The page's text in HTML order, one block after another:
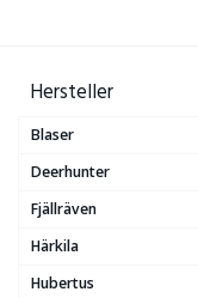
Hersteller
Blaser
Deerhunter
Fjällräven
Härkila
Hubertus